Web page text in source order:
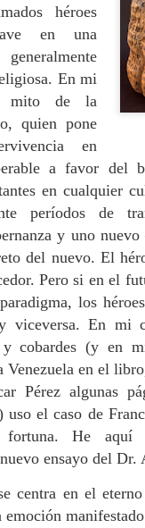
héroes
en una
En mi
mito de la
quien pone
en
a favor del
en cualquier
períodos de
y uno
del nuevo. El
Pero si en el
los
viceversa. En mi
y cobardes (y en
Venezuela en el
Pérez algunas
uso el caso de
He aquí
ensayo del Dr.
centra en el